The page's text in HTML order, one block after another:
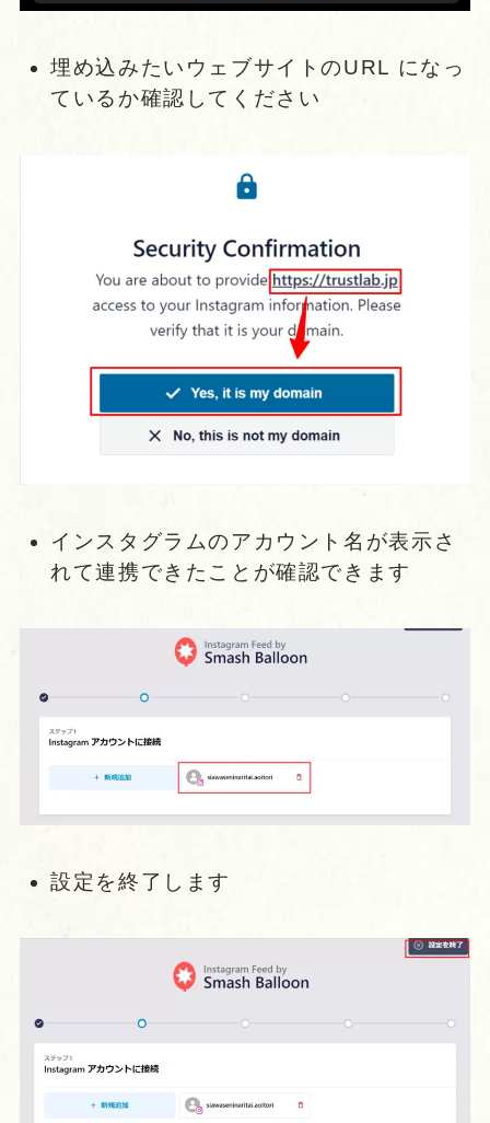
埋め込みたいウェブサイトのURL になっ
ているか確認してください
インスタグラムのアカウント名が表示さ
れて連携できたことが確認できます
設定を終了します